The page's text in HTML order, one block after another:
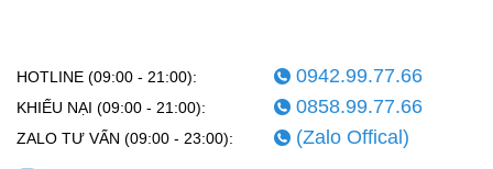
HOTLINE (09:00 - 21:00): 0942.99.77.66
KHIẾU NẠI (09:00 - 21:00): 0858.99.77.66
ZALO TƯ VẤN (09:00 - 23:00): (Zalo Offical)